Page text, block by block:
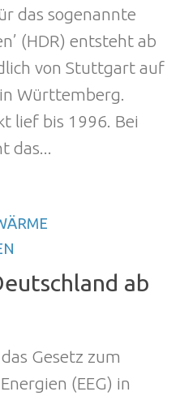
das sogenannte
(HDR) entsteht ab
von Stuttgart auf
Württemberg.
lief bis 1996. Bei
das...
ab
Gesetz zum
(EEG) in